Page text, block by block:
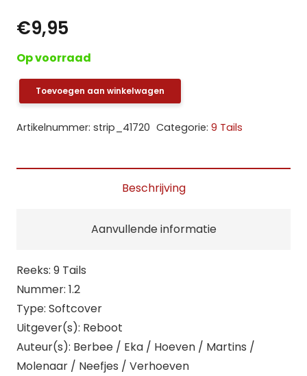
€9,95
Op voorraad
9
Toevoegen aan winkelwagen
Artikelnummer: strip_41720 Categorie: 9 Tails
Beschrijving
Aanvullende informatie
Reeks: 9 Tails
Nummer: 1.2
Type: Softcover
Uitgever(s): Reboot
Auteur(s): Berbee / Eka / Hoeven / Martins /
Molenaar / Neefjes / Verhoeven